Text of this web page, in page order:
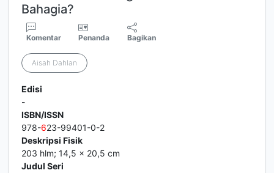
Bahagia?
Komentar Penanda Bagikan
Aisah Dahlan
Edisi
-
ISBN/ISSN
978-623-99401-0-2
Deskripsi Fisik
203 hlm; 14,5 x 20,5 cm
Judul Seri